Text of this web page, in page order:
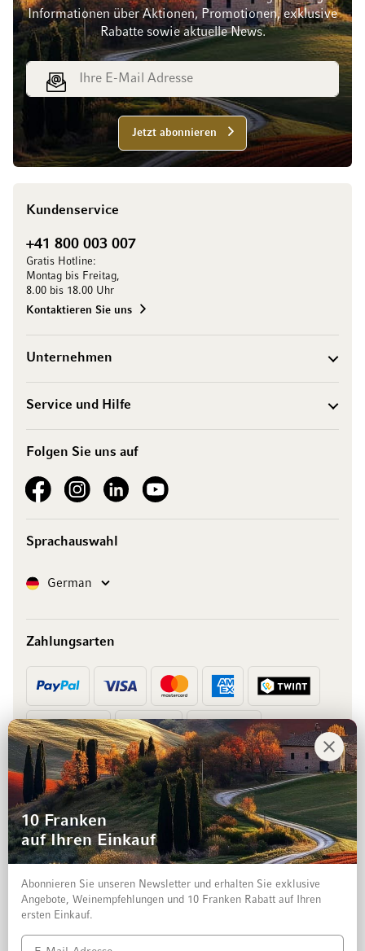
Informationen über Aktionen, Promotionen, exklusive
Rabatte sowie aktuelle News.
E-Mail Adresse
Jetzt abonnieren
Kundenservice
+41 800 003 007
Gratis Hotline:
Montag bis Freitag,
8.00 bis 18.00 Uhr
Kontaktieren Sie uns
Unternehmen
Service und Hilfe
Folgen Sie uns auf
See our FacebookSee our Instagram account
See our LinkedInSee our YouTube channel
Sprachauswahl
SpracheGerman
Zahlungsarten
Vorkasse Rechnung
10 Franken
auf Ihren Einkauf
Abonnieren Sie unseren Newsletter und erhalten Sie exklusive
Angebote, Weinempfehlungen und 10 Franken Rabatt auf Ihren
ersten Einkauf.